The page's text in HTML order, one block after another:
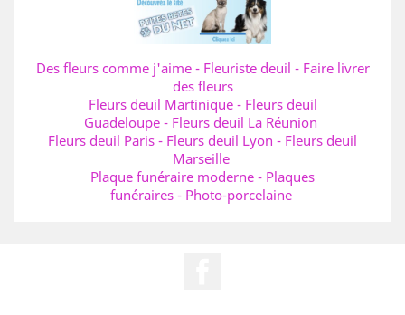
Des fleurs comme j'aime- Fleuriste deuil - Faire livrer
des fleurs
Fleurs deuil Martinique- Fleurs deuil
Guadeloupe - Fleurs deuil La Réunion
Fleurs deuil Paris - Fleurs deuil Lyon - Fleurs deuil
Marseille
Plaque funéraire moderne - Plaques
funéraires- Photo-porcelaine